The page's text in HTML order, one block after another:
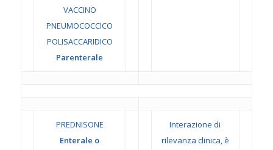
VACCINO
PNEUMOCOCCICO
POLISACCARIDICO
Parenterale
PREDNISONE
Enterale o
Interazione di
rilevanza clinica, è